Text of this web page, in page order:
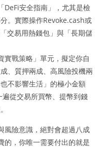
安全指南」，尤其是檢
。實際操作Revoke.cash或
交易用熱錢包」與「長期儲
戰策略」單元，擬定你自
、質押兩成、高風險投機兩
不影響生活」的極小金額
遍從交易所買幣、提幣到錢
風險意識，絕對會超過八成
的，你唯一需要付出的就是